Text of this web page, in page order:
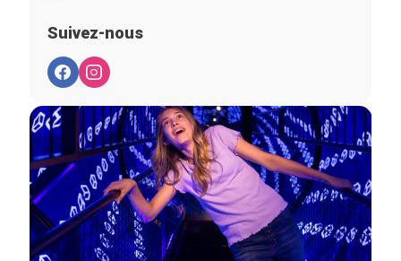
Suivez-nous